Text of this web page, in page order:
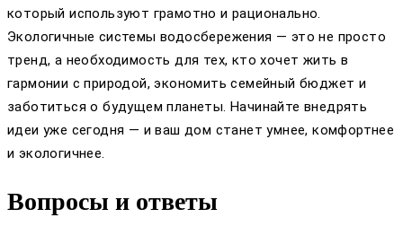
который используют грамотно и рационально.
Экологичные системы водосбережения — это не просто
тренд, а необходимость для тех, кто хочет жить в
гармонии с природой, экономить семейный бюджет и
заботиться о будущем планеты. Начинайте внедрять
идеи уже сегодня — и ваш дом станет умнее, комфортнее
и экологичнее.
Вопросы и ответы